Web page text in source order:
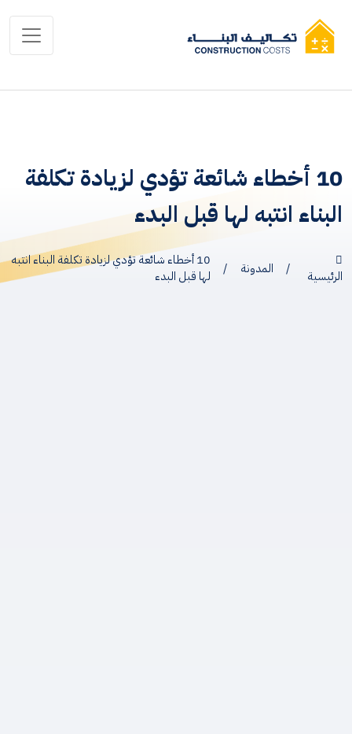
10 أخطاء شائعة تؤدي لزيادة تكلفة
البناء انتبه لها قبل البدء
الرئيسية / المدونة /
10 أخطاء شائعة تؤدي لزيادة تكلفة البناء انتبه
لها قبل البدء